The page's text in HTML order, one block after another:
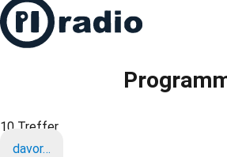
10 Treffer
davor…